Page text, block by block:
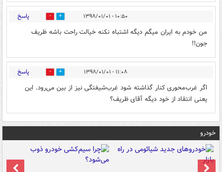
۱۰:۵۰ - ۱۳۹۸/۰۱/۰۱ 8 پاسخ
من خودم به ایران میگم دیگه اشتباه نکنه خیالت راحت باشه ظریف
جون!!
۱۱:۰۸ - ۱۳۹۸/۰۱/۰۱ 0 پاسخ
اگر غرب‌محوری کنار گذاشته شود غرب‌شیفتگی نیز از بین می‌رود. این
یعنی انتقاد از خود دیگه آقای ظریف؟
خودرو